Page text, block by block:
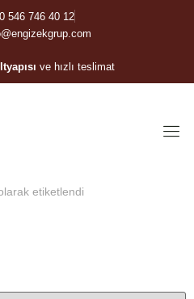
0 546 746 40 12
ve hızlı teslimat
etiketlendi